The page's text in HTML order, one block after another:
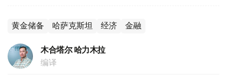
黄金储备 哈萨克斯坦 经济 金融
木合塔尔 哈力木拉
编译